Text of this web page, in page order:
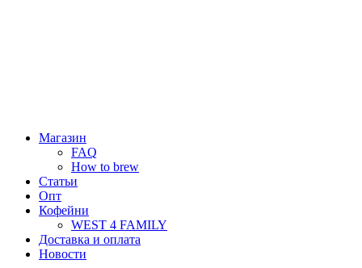
Магазин
FAQ
How to brew
Статьи
Опт
Кофейни
WEST 4 FAMILY
Доставка и оплата
Новости